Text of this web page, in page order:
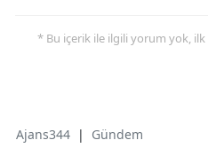
* Bu içerik ile ilgili yorum yok, ilk
Ajans344 | Gündem